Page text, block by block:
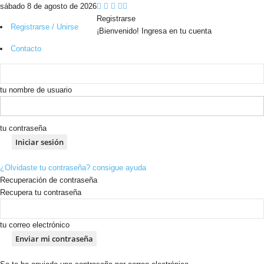
sábado 8 de agosto de 2026
Registrarse / Unirse
Contacto
Registrarse
¡Bienvenido! Ingresa en tu cuenta
tu nombre de usuario
tu contraseña
¿Olvidaste tu contraseña? consigue ayuda
Recuperación de contraseña
Recupera tu contraseña
tu correo electrónico